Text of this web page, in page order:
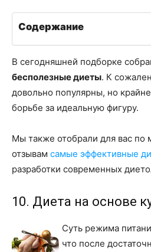
Содержание
В сегодняшней подборке
бесполезные диеты. К
довольно популярны, но
борьбе за идеальную фигуру.
Мы также отобрали для вас по
отзывам самые эффективные
разработки современных
10. Диета на основе
Суть режима
что после